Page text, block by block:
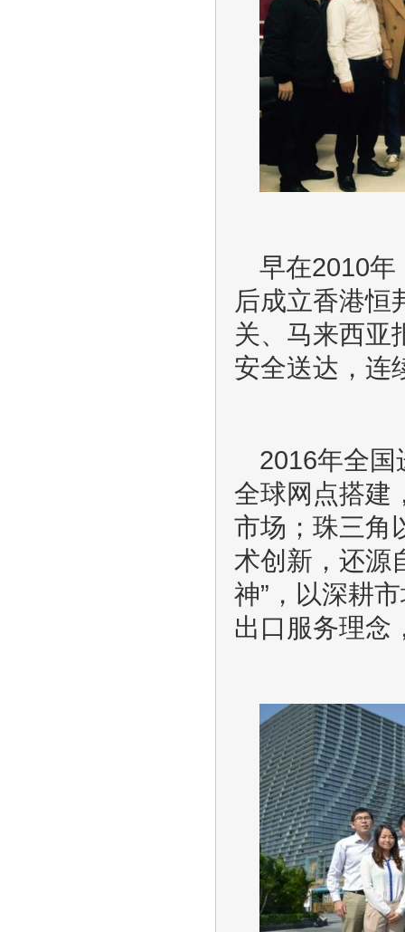
早在2010年
后成立香港恒
关、马来西亚
安全送达，连
2016年全
全球网点搭建
市场；珠三角
术创新，还源
神”，以深耕
出口服务理念